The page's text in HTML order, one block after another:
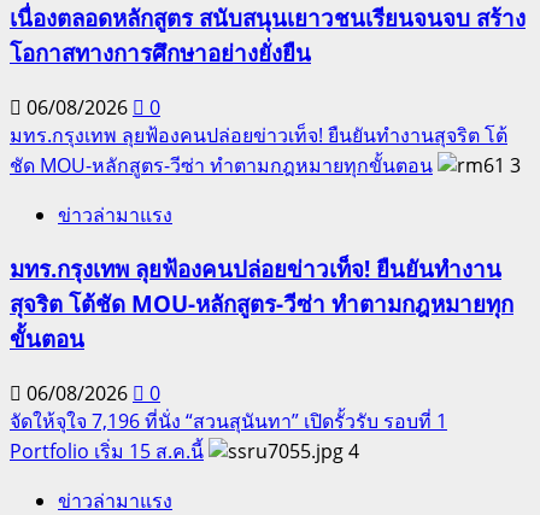
เนื่องตลอดหลักสูตร สนับสนุนเยาวชนเรียนจนจบ สร้าง
โอกาสทางการศึกษาอย่างยั่งยืน
06/08/2026
0
มทร.กรุงเทพ ลุยฟ้องคนปล่อยข่าวเท็จ! ยืนยันทำงานสุจริต โต้
ชัด MOU-หลักสูตร-วีซ่า ทำตามกฎหมายทุกขั้นตอน
3
ข่าวล่ามาแรง
มทร.กรุงเทพ ลุยฟ้องคนปล่อยข่าวเท็จ! ยืนยันทำงาน
สุจริต โต้ชัด MOU-หลักสูตร-วีซ่า ทำตามกฎหมายทุก
ขั้นตอน
06/08/2026
0
จัดให้จุใจ 7,196 ที่นั่ง “สวนสุนันทา” เปิดรั้วรับ รอบที่ 1
Portfolio เริ่ม 15 ส.ค.นี้
4
ข่าวล่ามาแรง